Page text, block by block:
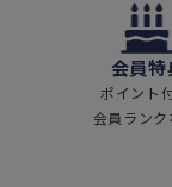
会員特
ポイント
会員ランク